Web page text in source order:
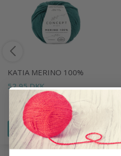
KATIA MERINO 100%
52,95 DKK
Se produktet